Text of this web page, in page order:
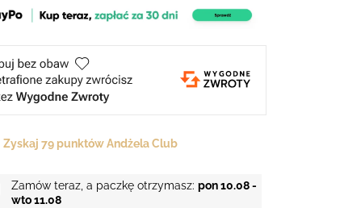
Zyskaj 79 punktów Andżela Club
Zamów teraz, a paczkę otrzymasz: pon 10.08 -
wto 11.08